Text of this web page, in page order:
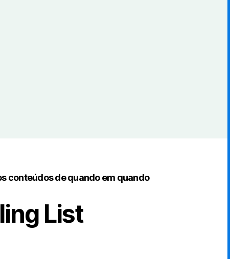
conteúdos de quando em quando
List